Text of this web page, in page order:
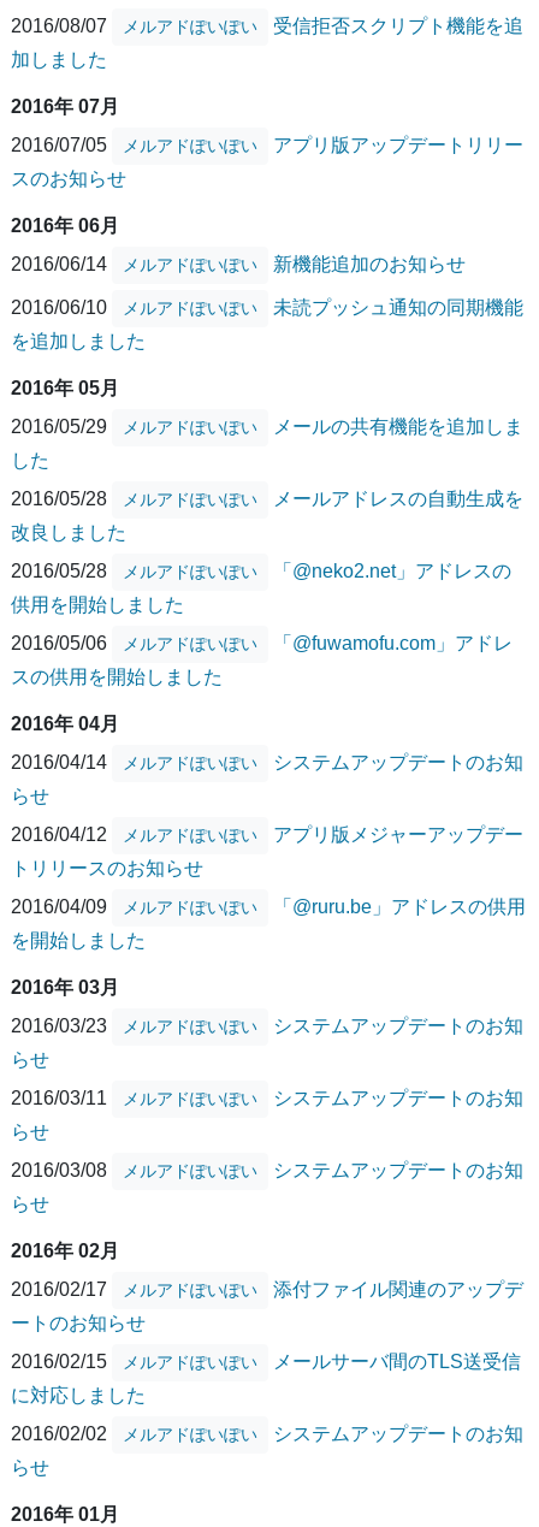
2016/08/07
メルアドぽいぽい
受信拒否スクリプト機能を追
加しました
2016年 07月
2016/07/05
メルアドぽいぽい
アプリ版アップデートリリー
スのお知らせ
2016年 06月
2016/06/14
メルアドぽいぽい 新機能追加のお知らせ
2016/06/10 メルアドぽいぽい
未読プッシュ通知の同期機能
を追加しました
2016年 05月
2016/05/29
メルアドぽいぽい
メールの共有機能を追加しま
した
2016/05/28
メルアドぽいぽい
メールアドレスの自動生成を
改良しました
2016/05/28
メルアドぽいぽい
「@neko2.net」アドレスの
供用を開始しました
2016/05/06
メルアドぽいぽい
「@fuwamofu.com」アドレ
スの供用を開始しました
2016年 04月
2016/04/14
メルアドぽいぽい
システムアップデートのお知
らせ
2016/04/12
メルアドぽいぽい
アプリ版メジャーアップデー
トリリースのお知らせ
2016/04/09
メルアドぽいぽい
「@ruru.be」アドレスの供用
を開始しました
2016年 03月
2016/03/23
メルアドぽいぽい
システムアップデートのお知
らせ
2016/03/11
メルアドぽいぽい
システムアップデートのお知
らせ
2016/03/08
メルアドぽいぽい
システムアップデートのお知
らせ
2016年 02月
2016/02/17
メルアドぽいぽい
添付ファイル関連のアップデ
ートのお知らせ
2016/02/15
メルアドぽいぽい
メールサーバ間のTLS送受信
に対応しました
2016/02/02
メルアドぽいぽい
システムアップデートのお知
らせ
2016年 01月